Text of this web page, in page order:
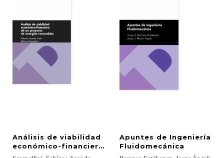
Análisis de viabilidad
económico-financiero de un proyecto de energías
Apuntes de Ingeniería
Fluidomecánica